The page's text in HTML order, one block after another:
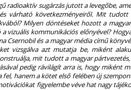
sugárzás jutott a levegőbe,
várható következményeiről. Mit tudott
Milyen döntéseket hozott a
kommunikációs előnyével?
Csernobil és a magyar média című
vizsgálva azt mutatja be, miként
mit tudott a magyar
pedig rávilágít arra is, hogy miként
hanem a kötet első felében új
figyelembe véve hat nagy